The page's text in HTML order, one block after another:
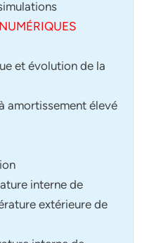
et évolution de la
amortissement élevé
interne de
extérieure de